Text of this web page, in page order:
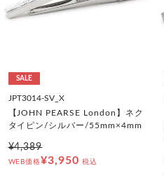
SALE
JPT3014-SV_X
【JOHN PEARSE London】ネク
タイピン/シルバー/55mm×4mm
¥4,389
WEB価格¥3,950 税込